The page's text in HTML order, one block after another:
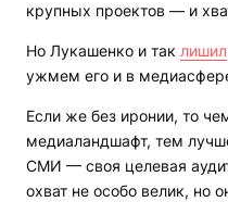
крупных проектов — и
Но Лукашенко и так лишил
ужмем его и в
Если же без иронии, то
медиаландшафт, тем
СМИ — своя целевая
охват не особо велик, но